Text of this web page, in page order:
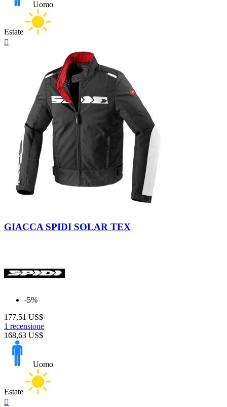
Uomo
Estate

Bianco
Fluo
Nero
GIACCA SPIDI SOLAR TEX
-5%
177,51 US$
1 recensione
168,63 US$
Uomo
Estate
